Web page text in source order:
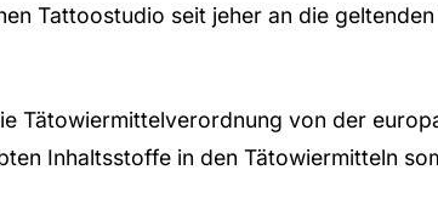
Tattoostudio seit jeher an die
Tätowiermittelverordnung von der
Inhaltsstoffe in den Tätowiermitteln